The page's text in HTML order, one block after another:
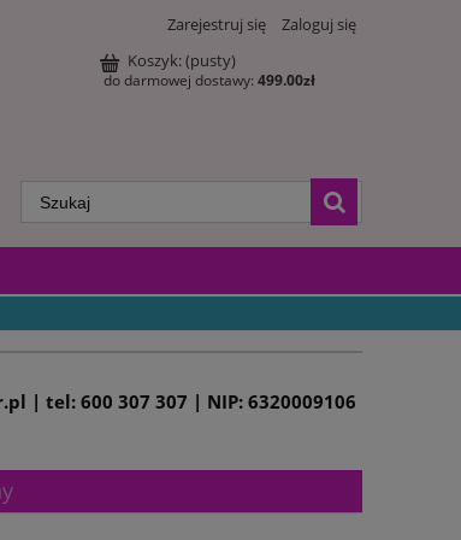
Zarejestruj się
Zaloguj się
Koszyk:(pusty)
do darmowej dostawy: 499.00zł
| tel: 600 307 307 | NIP: 6320009106